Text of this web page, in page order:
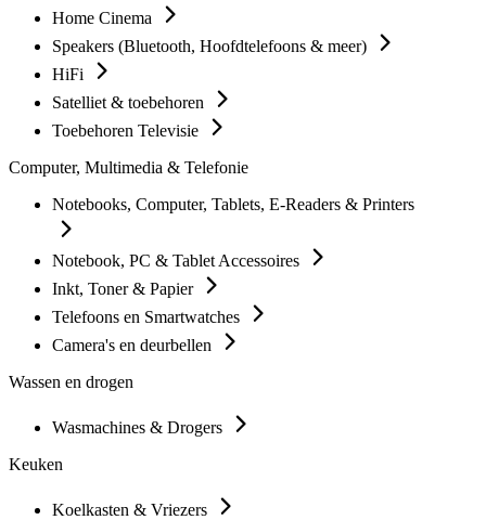
Home Cinema
Speakers (Bluetooth, Hoofdtelefoons & meer)
HiFi
Satelliet & toebehoren
Toebehoren Televisie
Computer, Multimedia & Telefonie
Notebooks, Computer, Tablets, E-Readers & Printers
Notebook, PC & Tablet Accessoires
Inkt, Toner & Papier
Telefoons en Smartwatches
Camera's en deurbellen
Wassen en drogen
Wasmachines & Drogers
Keuken
Koelkasten & Vriezers